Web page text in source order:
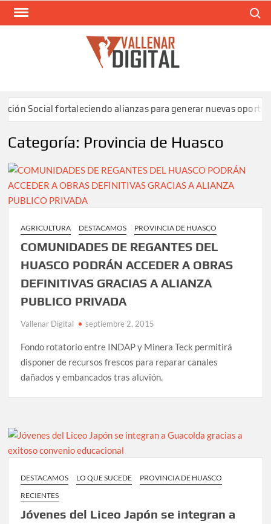
Saltar
fortaleciendo alianzas para generar nuevas oportunidades
Categoría: Provincia de Huasco
AGRICULTURA DESTACAMOS PROVINCIA DE HUASCO
COMUNIDADES DE REGANTES DEL
HUASCO PODRÁN ACCEDER A OBRAS
DEFINITIVAS GRACIAS A ALIANZA
PUBLICO PRIVADA
Vallenar Digital septiembre 2, 2015
Fondo rotatorio entre INDAP y Minera Teck permitirá
disponer de recursos frescos para reparar canales
dañados y embancados tras aluvión.
DESTACAMOS LO QUE SUCEDE
PROVINCIA DE HUASCO
RECIENTES
Jóvenes del Liceo Japón se integran a